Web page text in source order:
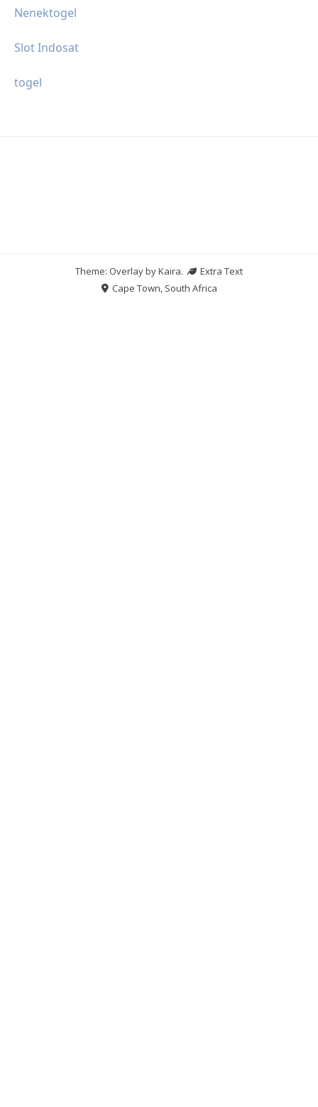
Nenektogel
Slot Indosat
togel
Theme: Overlay byKaira.
Extra Text
Cape Town, South Africa